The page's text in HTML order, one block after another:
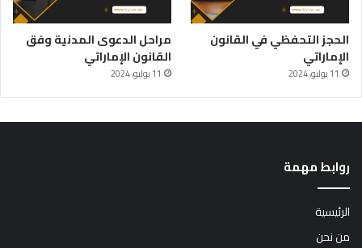
الحجز التحفظي في القانون
الإماراتي
11 يوليو، 2024
مراحل الدعوى المدنية وفق
القانون الإماراتي
11 يوليو، 2024
روابط مهمة
الرئيسية
من نحن